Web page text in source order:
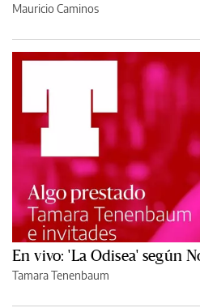
Mauricio Caminos
En vivo: 'La Odisea' según
Tamara Tenenbaum